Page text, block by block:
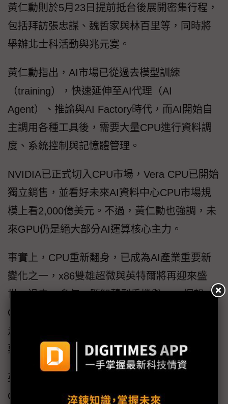
黃仁勳則於5月23日提前抵台後展開密集行程，
包括拜訪張忠謀、魏哲家與林百里等，同時將
舉辦北士科活動與兆元宴。
黃仁勳指出，AI市場已從過去模型訓練
（training），快速延伸至AI代理（AI
Agent）、推論與AI Factory時代，而AI開始自
主調用各種工具後，需要大量CPU進行資料調
度、系統控制與記憶體管理。
NVIDIA已正式切入CPU市場，Vera CPU已開始
獨立銷售，並看好未來AI資料中心CPU市場規
模上看2,000億美元。不過，黃仁勳也強調，未
來GPU仍是絕大部分AI運算核心主力。
事實上，CPU重新翻身，已成為AI產業重要新
變化之一，x86雙雄超微與英特爾將再迎來盛
世。過去10多年，隨智慧型手機與GPU崛起，
CPU一度進入低成長階段，但生成式AI從訓練
走向推論、代理式AI與機器人應用後，CPU重
要性再度提升。
英特爾日前指出，過去AI訓練階段，GPU與
CPU比例約為8比1，目前已降至4比1，未來可